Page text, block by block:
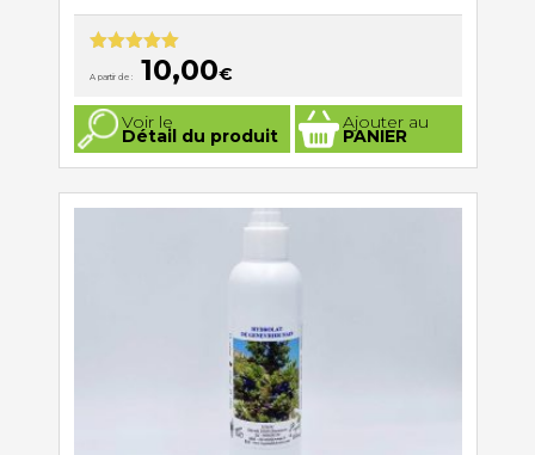
5.00
sur 5
A partir de : 10,00€
Voir le
Détail du produit
Ajouter au
PANIER
Ce
produit
a
plusieurs
Les
options